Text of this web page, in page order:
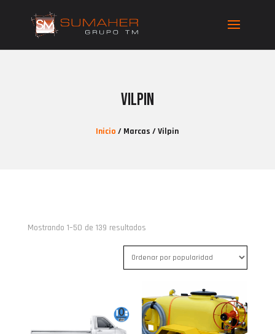
Vilpin
Inicio / Marcas / Vilpin
Mostrando 1–50 de 139 resultadosOrdenado
por
popularidad